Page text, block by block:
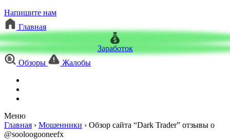
Напишите нам
Главная
Заработок
Обзоры
Жалобы
Меню
Главная › Мошенники › Обзор сайта “Dark Trader” отзывы о
@sooloogooneefx